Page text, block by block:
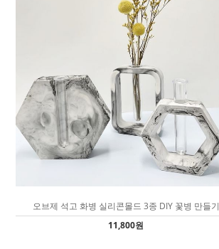
오브제 석고 화병 실리콘몰드 3종 DIY 꽃병 만들기
11,800원